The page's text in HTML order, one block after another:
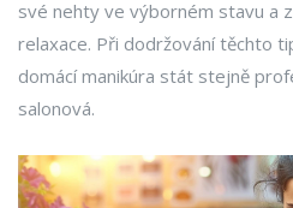
své nehty ve výborném stavu a
relaxace. Při dodržování těchto
domácí manikúra stát stejně
salonová.